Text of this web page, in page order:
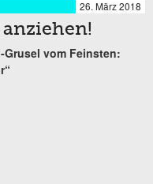
26. März 2018
anziehen!
vom Feinsten: